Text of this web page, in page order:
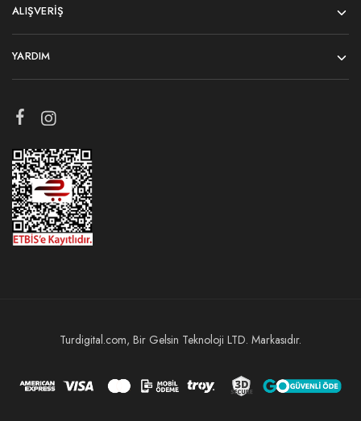
ALIŞVERIŞ
YARDIM
Turdigital.com, Bir Gelsin Teknoloji LTD. Markasıdır.